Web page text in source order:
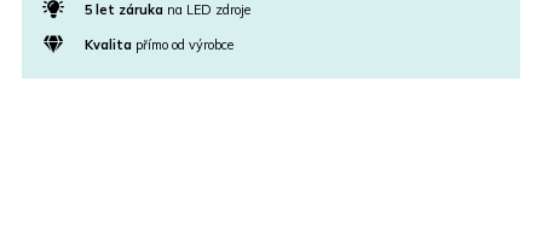
5 let zárukana LED zdroje
Kvalitapřímo od výrobce